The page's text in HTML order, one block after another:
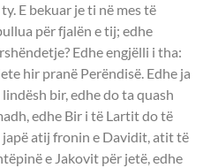
E bekuar je ti në mes të
për fjalën e tij; edhe
Edhe engjëlli i tha:
hir pranë Perëndisë. Edhe ja
bir, edhe do ta quash
edhe Bir i të Lartit do të
atij fronin e Davidit, atit të
e Jakovit për jetë, edhe